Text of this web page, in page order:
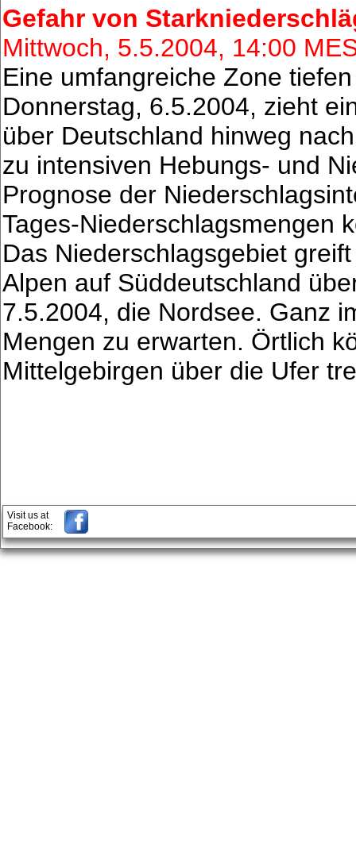
Gefahr von
Mittwoch, 5.5.2004, 14:00
Eine umfangreiche Zone
Donnerstag, 6.5.2004, zieht
über Deutschland hinweg
zu intensiven Hebungs- und
Prognose der
Tages-Niederschlagsmengen
Das Niederschlagsgebiet
Alpen auf Süddeutschland
7.5.2004, die Nordsee. Ganz
Mengen zu erwarten. Örtlich
Mittelgebirgen über die Ufer
Visit us at
Facebook: